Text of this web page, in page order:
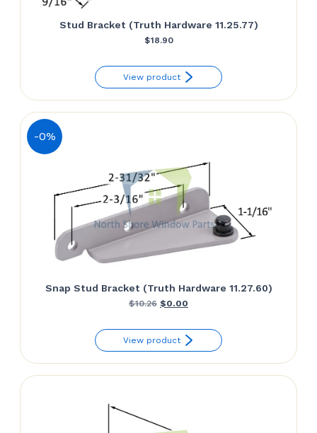
Stud Bracket (Truth Hardware 11.25.77)
$18.90
View product
-0%
Snap Stud Bracket (Truth Hardware 11.27.60)
$10.26 Le
initial
était :
$0.00
actuel
est :
View product